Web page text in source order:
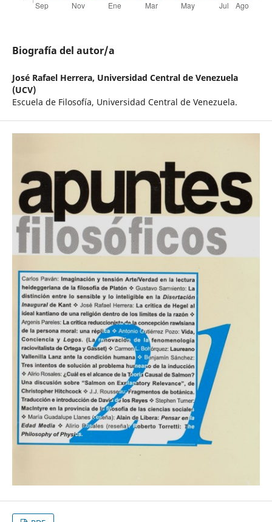
Biografía del autor/a
José Rafael Herrera, Universidad Central de Venezuela
(UCV)
Escuela de Filosofía, Universidad Central de Venezuela.